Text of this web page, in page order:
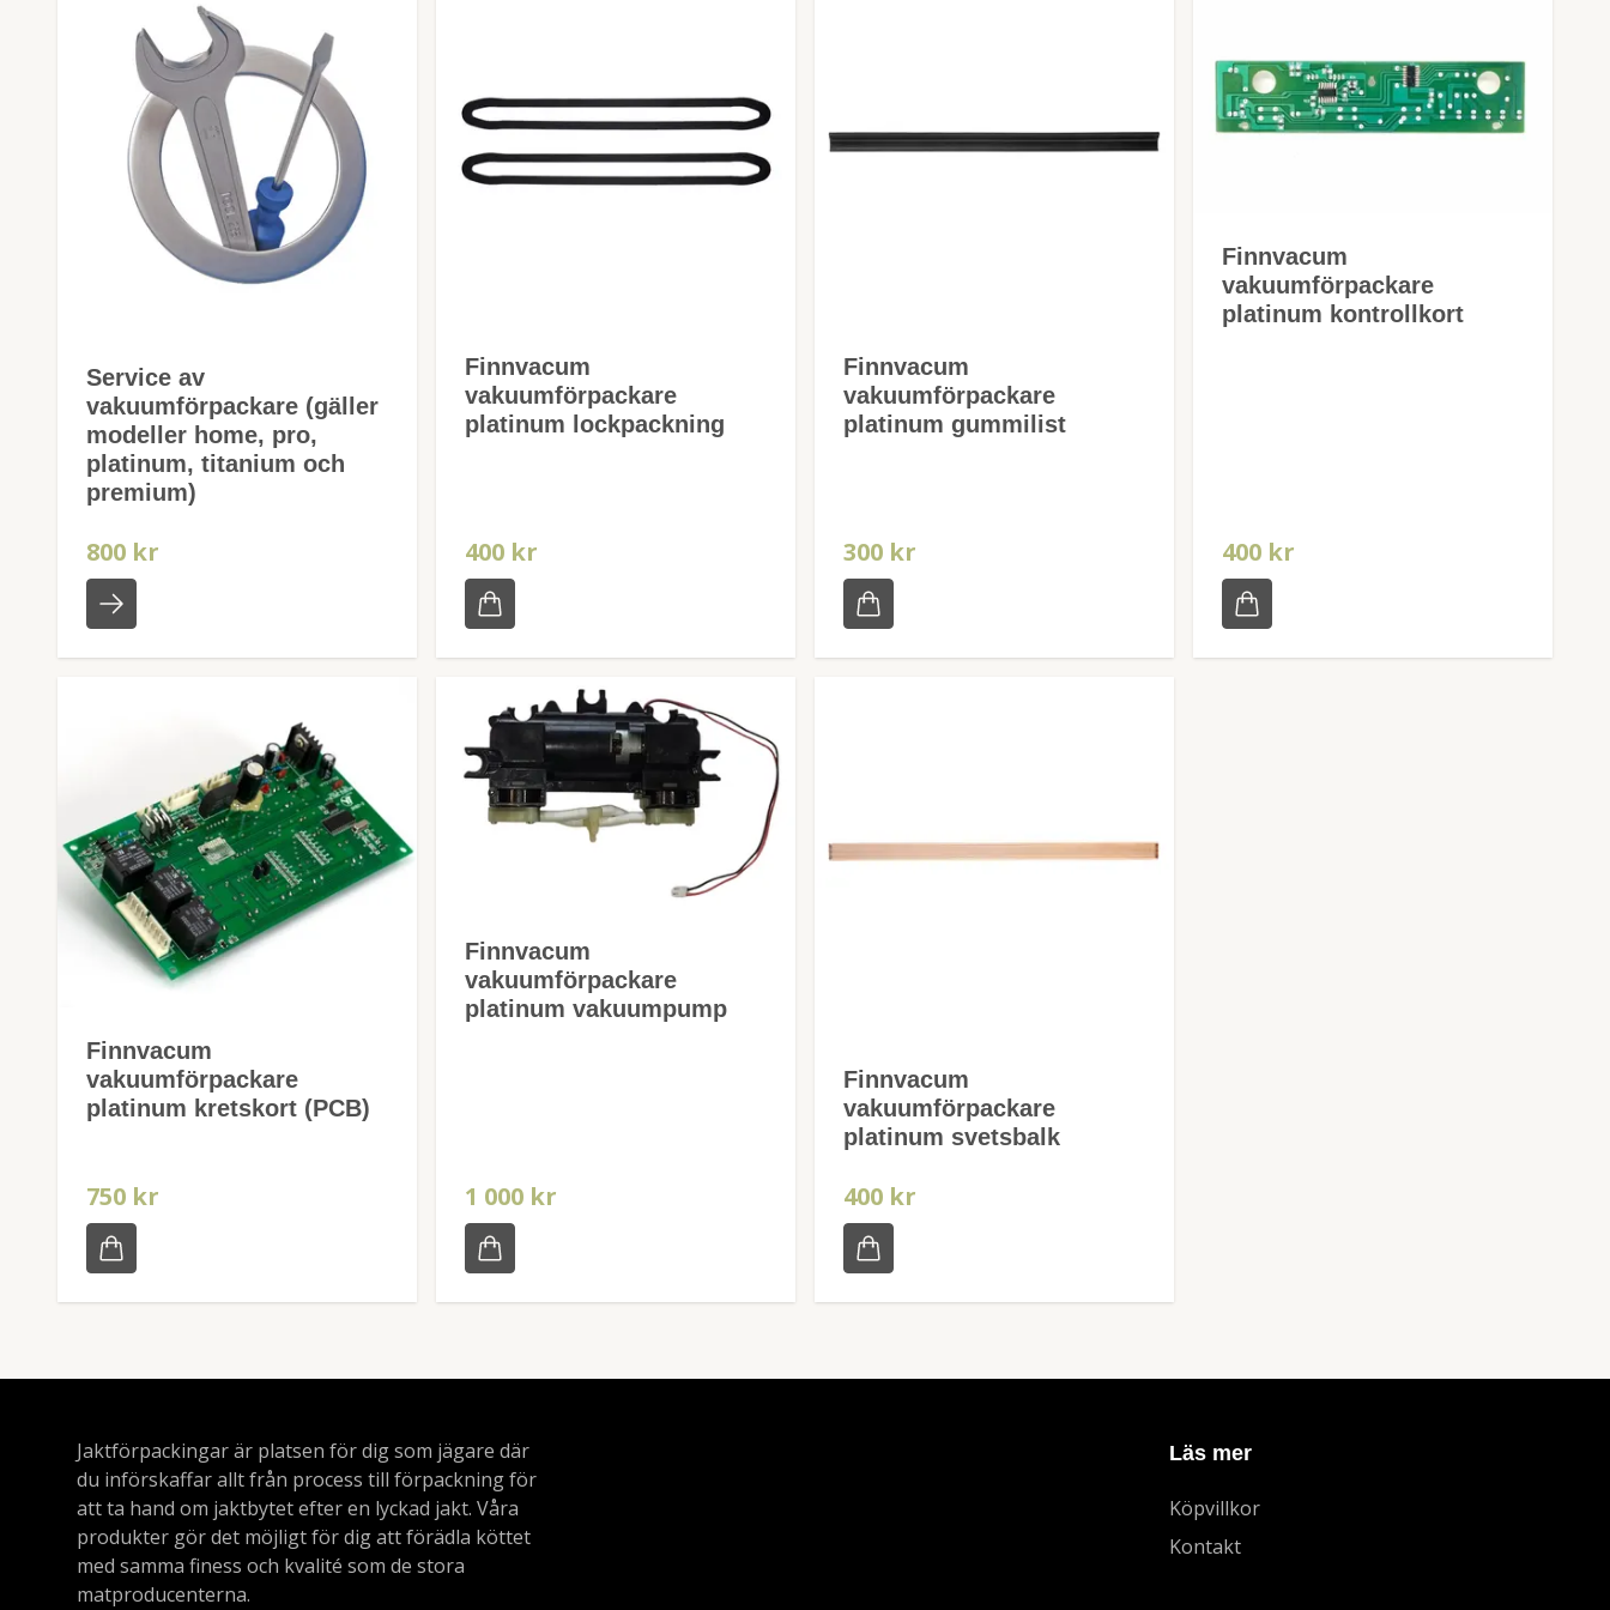
Service av
vakuumförpackare (gäller
modeller home, pro,
platinum, titanium och
premium)
800 kr
Finnvacum
vakuumförpackare
platinum lockpackning
400 kr
Finnvacum
vakuumförpackare
platinum gummilist
300 kr
Finnvacum
vakuumförpackare
platinum kontrollkort
400 kr
Finnvacum
vakuumförpackare
platinum kretskort (PCB)
750 kr
Finnvacum
vakuumförpackare
platinum vakuumpump
1 000 kr
Finnvacum
vakuumförpackare
platinum svetsbalk
400 kr
Jaktförpackingar är platsen för dig som jägare där
du införskaffar allt från process till förpackning för
att ta hand om jaktbytet efter en lyckad jakt. Våra
produkter gör det möjligt för dig att förädla köttet
med samma finess och kvalité som de stora
matproducenterna.
Läs mer
Köpvillkor
Kontakt